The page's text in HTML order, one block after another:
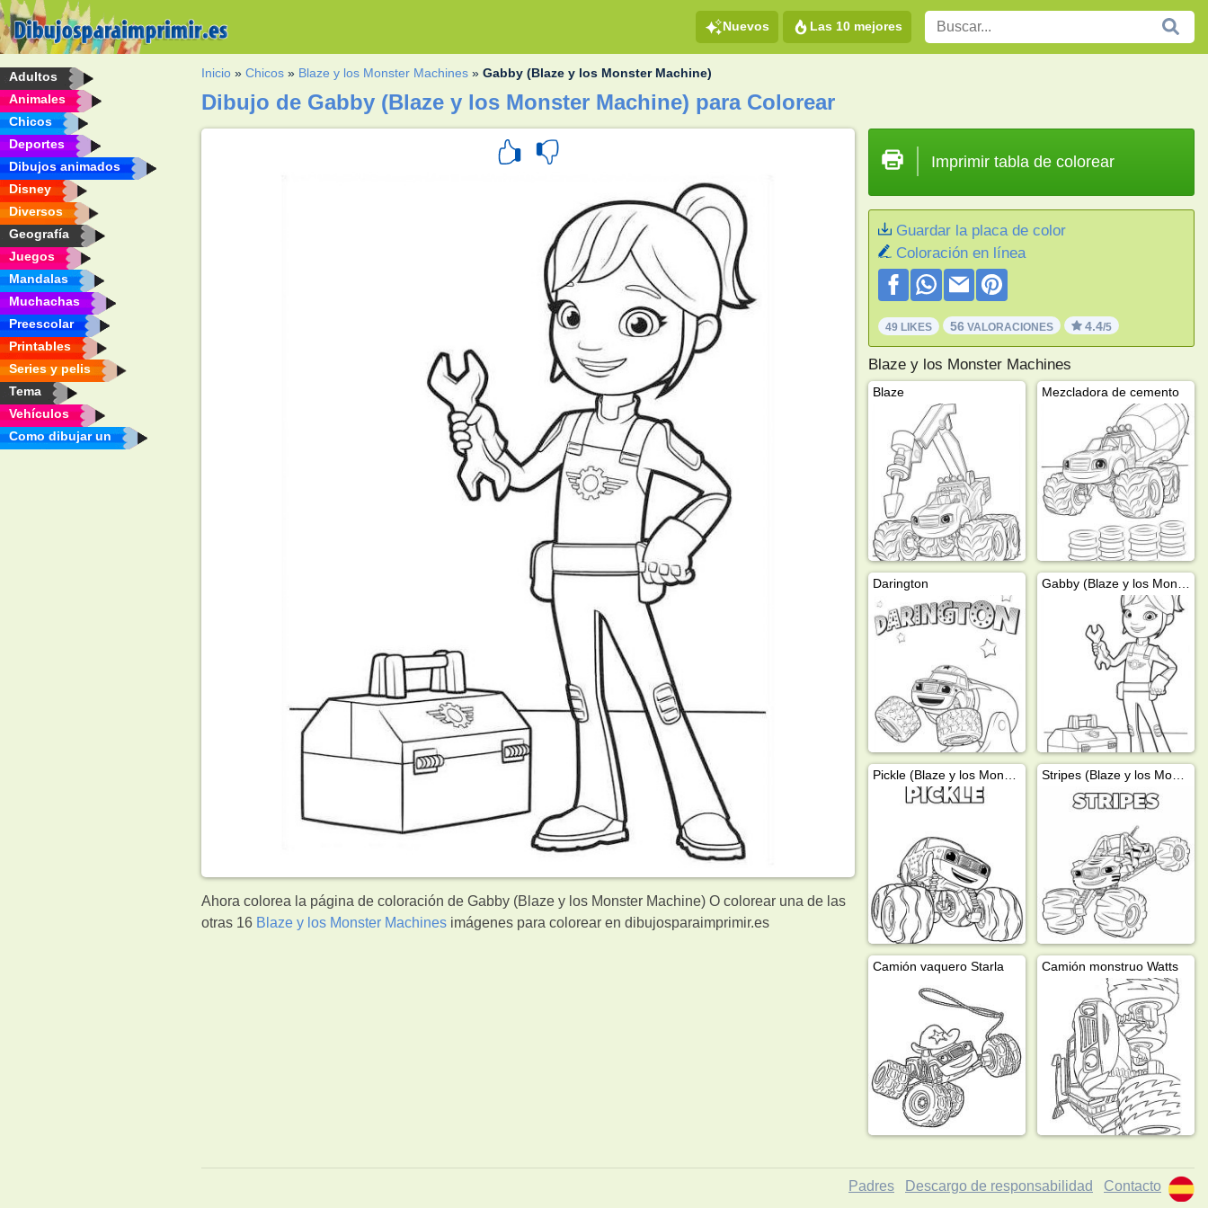
Nuevos Las 10 mejores
Adultos
Animales
Chicos
Deportes
Dibujos animados
Disney
Diversos
Geografía
Juegos
Mandalas
Muchachas
Preescolar
Printables
Series y pelis
Tema
Vehículos
Como dibujar un
Inicio »Chicos » Blaze y los Monster Machines »Gabby (Blaze y los Monster Machine)
Dibujo de Gabby (Blaze y los Monster Machine) para Colorear
Ahora colorea la página de coloración de Gabby (Blaze y los Monster Machine) O colorear una de las
otras 16 Blaze y los Monster Machines imágenes para colorear en dibujosparaimprimir.es
Imprimir tabla de colorear
Guardar la placa de color
Coloración en línea
49 LIKES 56VALORACIONES 4.4/5
Blaze y los Monster Machines
Blaze Mezcladora de cemento
Darington
Stripes (Blaze y los Monster Machine)
Camión vaquero Starla Camión monstruo Watts
Padres Descargo de responsabilidad Contacto